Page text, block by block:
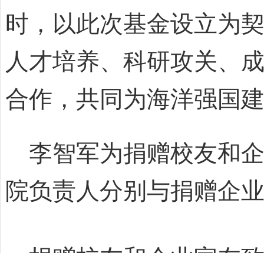
时，以此次基金设立为
人才培养、科研攻关、
合作，共同为海洋强国
李智军为捐赠校友和
院负责人分别与捐赠企